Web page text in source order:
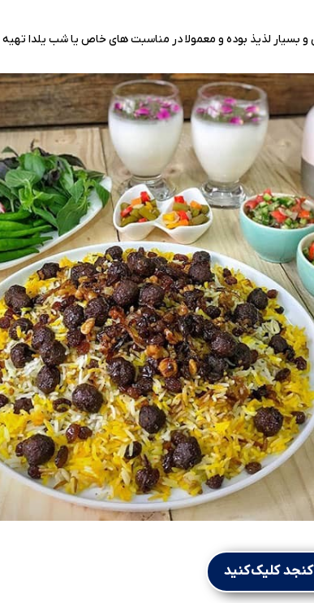
و بسیار لذیذ بوده و معمولا در مناسبت های خاص یا شب یلدا
کلیک کنید